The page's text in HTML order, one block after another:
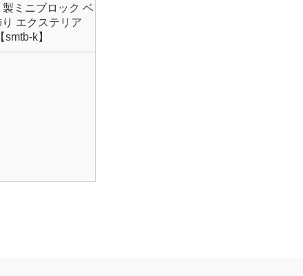
製ミニブロック ベ
エクステリア
k】